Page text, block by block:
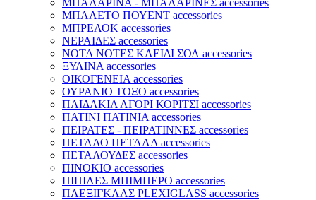
ΜΠΑΛΑΡΙΝΑ - ΜΠΑΛΑΡΙΝΕΣ accessories
ΜΠΑΛΕΤΟ ΠΟΥΕΝΤ accessories
ΜΠΡΕΛΟΚ accessories
ΝΕΡΑΙΔΕΣ accessories
ΝΟΤΑ ΝΟΤΕΣ ΚΛΕΙΔΙ ΣΟΛ accessories
ΞΥΛΙΝΑ accessories
ΟΙΚΟΓΕΝΕΙΑ accessories
ΟΥΡΑΝΙΟ ΤΟΞΟ accessories
ΠΑΙΔΑΚΙΑ ΑΓΟΡΙ ΚΟΡΙΤΣΙ accessories
ΠΑΤΙΝΙ ΠΑΤΙΝΙΑ accessories
ΠΕΙΡΑΤΕΣ - ΠΕΙΡΑΤΙΝΝΕΣ accessories
ΠΕΤΑΛΟ ΠΕΤΑΛΑ accessories
ΠΕΤΑΛΟΥΔΕΣ accessories
ΠΙΝΟΚΙΟ accessories
ΠΙΠΙΛΕΣ ΜΠΙΜΠΕΡΟ accessories
ΠΛΕΞΙΓΚΛΑΣ PLEXIGLASS accessories